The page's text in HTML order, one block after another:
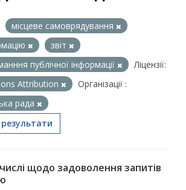
місцеве самоврядування
звіт
публічної інформації
Ліцензії:
Attribution
Організації :
рада
щодо задоволення запитів